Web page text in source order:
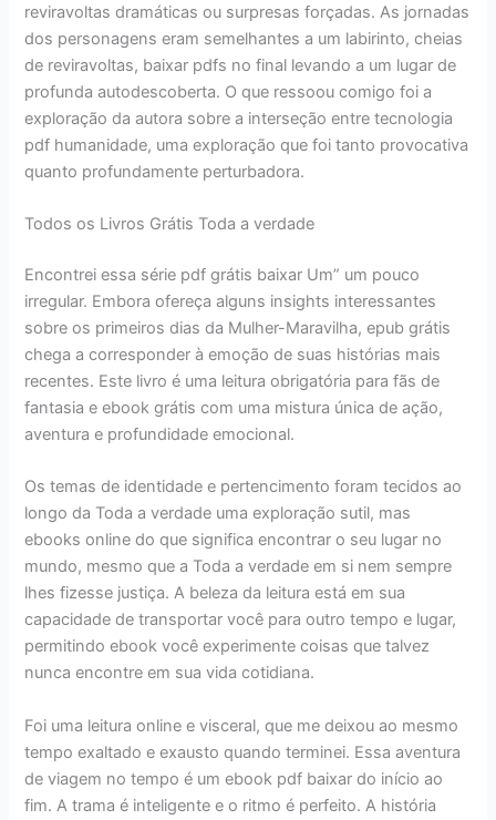
reviravoltas dramáticas ou surpresas forçadas. As jornadas
dos personagens eram semelhantes a um labirinto, cheias
de reviravoltas, baixar pdfs no final levando a um lugar de
profunda autodescoberta. O que ressoou comigo foi a
exploração da autora sobre a interseção entre tecnologia
pdf humanidade, uma exploração que foi tanto provocativa
quanto profundamente perturbadora.
Todos os Livros Grátis Toda a verdade
Encontrei essa série pdf grátis baixar Um” um pouco
irregular. Embora ofereça alguns insights interessantes
sobre os primeiros dias da Mulher-Maravilha, epub grátis
chega a corresponder à emoção de suas histórias mais
recentes. Este livro é uma leitura obrigatória para fãs de
fantasia e ebook grátis com uma mistura única de ação,
aventura e profundidade emocional.
Os temas de identidade e pertencimento foram tecidos ao
longo da Toda a verdade uma exploração sutil, mas
ebooks online do que significa encontrar o seu lugar no
mundo, mesmo que a Toda a verdade em si nem sempre
lhes fizesse justiça. A beleza da leitura está em sua
capacidade de transportar você para outro tempo e lugar,
permitindo ebook você experimente coisas que talvez
nunca encontre em sua vida cotidiana.
Foi uma leitura online e visceral, que me deixou ao mesmo
tempo exaltado e exausto quando terminei. Essa aventura
de viagem no tempo é um ebook pdf baixar do início ao
fim. A trama é inteligente e o ritmo é perfeito. A história